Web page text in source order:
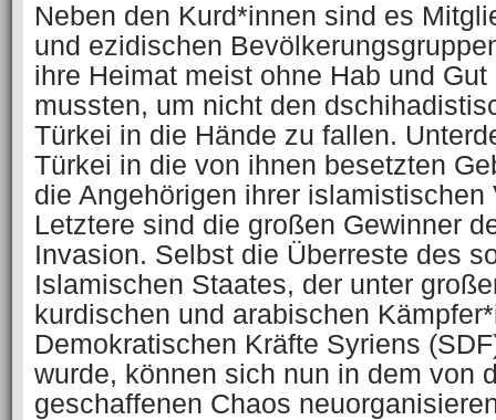
Neben den Kurd*innen sind es
und ezidischen
ihre Heimat meist ohne Hab und
mussten, um nicht den
Türkei in die Hände zu fallen.
Türkei in die von ihnen besetzten
die Angehörigen ihrer islamistischen
Letztere sind die großen Gewinner
Invasion. Selbst die Überreste des
Islamischen Staates, der unter
kurdischen und arabischen
Demokratischen Kräfte Syriens
wurde, können sich nun in dem von
geschaffenen Chaos